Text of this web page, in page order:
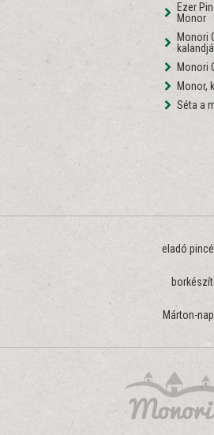
Ezer
Monor
Monori
Monori
Monor,
Séta a
eladó
Márton-nap